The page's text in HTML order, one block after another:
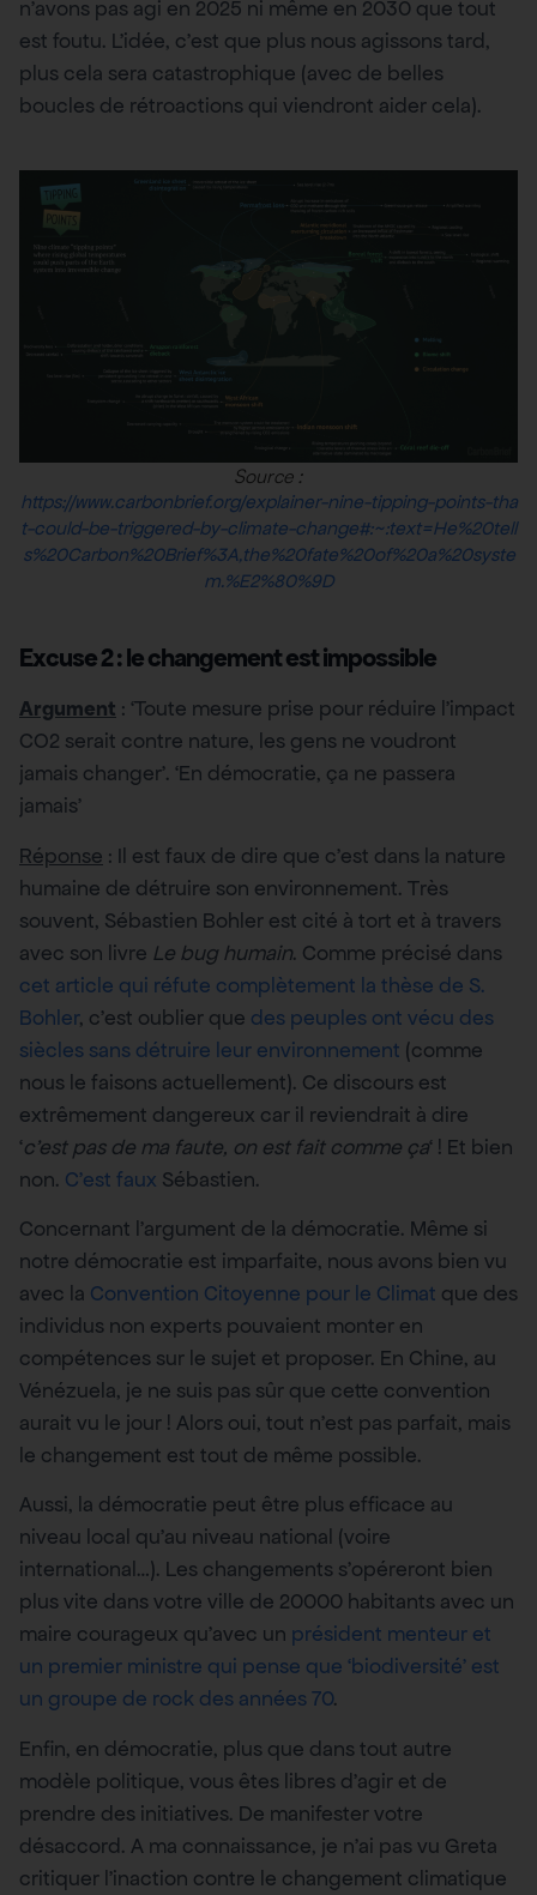
n’avons pas agi en 2025 ni même en 2030 que tout
est foutu. L’idée, c’est que plus nous agissons tard,
plus cela sera catastrophique (avec de belles
boucles de rétroactions qui viendront aider cela).
Source :
https://www.carbonbrief.org/explainer-nine-tipping-points-tha
t-could-be-triggered-by-climate-change#:~:text=He%20tell
s%20Carbon%20Brief%3A,the%20fate%20of%20a%20syste
m.%E2%80%9D
Excuse 2 : le changement est impossible
Argument : ‘Toute mesure prise pour réduire l’impact
CO2 serait contre nature, les gens ne voudront
jamais changer’. ‘En démocratie, ça ne passera
jamais’
Réponse : Il est faux de dire que c’est dans la nature
humaine de détruire son environnement. Très
souvent, Sébastien Bohler est cité à tort et à travers
avec son livre Le bug humain. Comme précisé dans
cet article qui réfute complètement la thèse de S.
Bohler, c’est oublier que des peuples ont vécu des
siècles sans détruire leur environnement (comme
nous le faisons actuellement). Ce discours est
extrêmement dangereux car il reviendrait à dire
‘c’est pas de ma faute, on est fait comme ça‘ ! Et bien
non. C’est faux Sébastien.
Concernant l’argument de la démocratie. Même si
notre démocratie est imparfaite, nous avons bien vu
avec la Convention Citoyenne pour le Climat que des
individus non experts pouvaient monter en
compétences sur le sujet et proposer. En Chine, au
Vénézuela, je ne suis pas sûr que cette convention
aurait vu le jour ! Alors oui, tout n’est pas parfait, mais
le changement est tout de même possible.
Aussi, la démocratie peut être plus efficace au
niveau local qu’au niveau national (voire
international…). Les changements s’opéreront bien
plus vite dans votre ville de 20000 habitants avec un
maire courageux qu’avec un président menteur et
un premier ministre qui pense que ‘biodiversité’ est
un groupe de rock des années 70.
Enfin, en démocratie, plus que dans tout autre
modèle politique, vous êtes libres d’agir et de
prendre des initiatives. De manifester votre
désaccord. A ma connaissance, je n’ai pas vu Greta
critiquer l’inaction contre le changement climatique